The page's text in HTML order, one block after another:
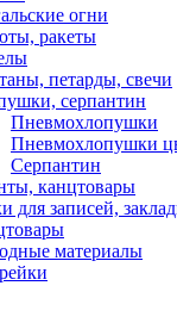
огни
ракеты
петарды, свечи
серпантин
Пневмохлопушки
Пневмохлопушки
Серпантин
канцтовары
для записей,
материалы